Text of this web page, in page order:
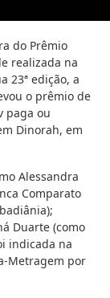
do Prêmio
realizada na
23ª edição, a
o prêmio de
paga ou
Dinorah, em
Alessandra
Comparato
Duarte (como
indicada na
Metragem por